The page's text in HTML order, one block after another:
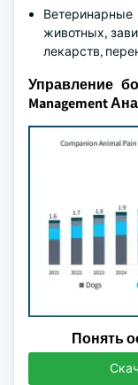
животных,
лекарств,
Управление
Management
Понять